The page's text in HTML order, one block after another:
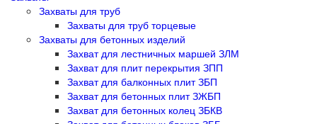
Захваты для труб
Захваты для труб торцевые
Захваты для бетонных изделий
Захват для лестничных маршей ЗЛМ
Захват для плит перекрытия ЗПП
Захват для балконных плит ЗБП
Захват для бетонных плит ЗЖБП
Захват для бетонных колец ЗБКВ